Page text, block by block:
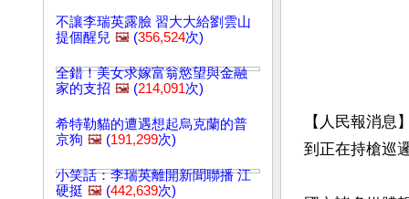
不讓李瑞英露臉 習大大給劉雲山
提個醒兒 🖼️ (356,524次)
全錯！美女求嫁富翁慾望與金融
家的支招 🖼️ (214,091次)
希特勒貓的遭遇想起烏克蘭的普
京狗 🖼️ (191,299次)
小笑話：李瑞英離開新聞聯播 江
硬挺 🖼️ (442,639次)
【人民報消息
到正在持槍巡